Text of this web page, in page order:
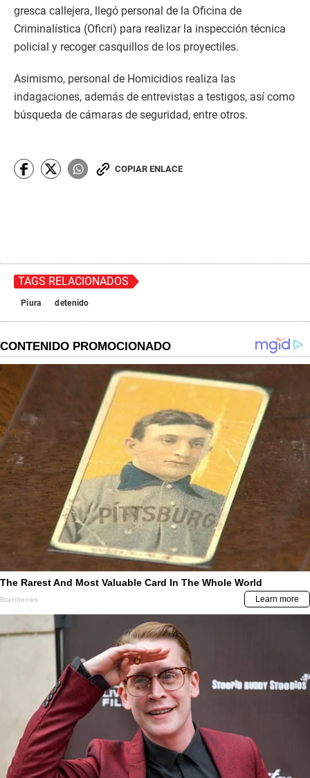
gresca callejera, llegó personal de la Oficina de
Criminalística (Oficri) para realizar la inspección técnica
policial y recoger casquillos de los proyectiles.
Asimismo, personal de Homicidios realiza las
indagaciones, además de entrevistas a testigos, así como
búsqueda de cámaras de seguridad, entre otros.
COPIAR ENLACE
TAGS RELACIONADOS
Piura detenido